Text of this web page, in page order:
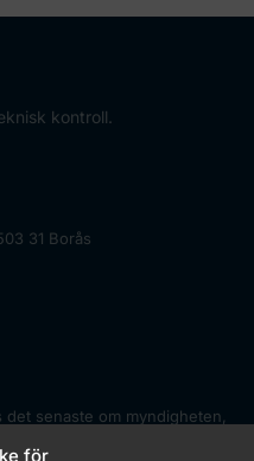
för
kontroll.
31 Borås
senaste om myndigheten,